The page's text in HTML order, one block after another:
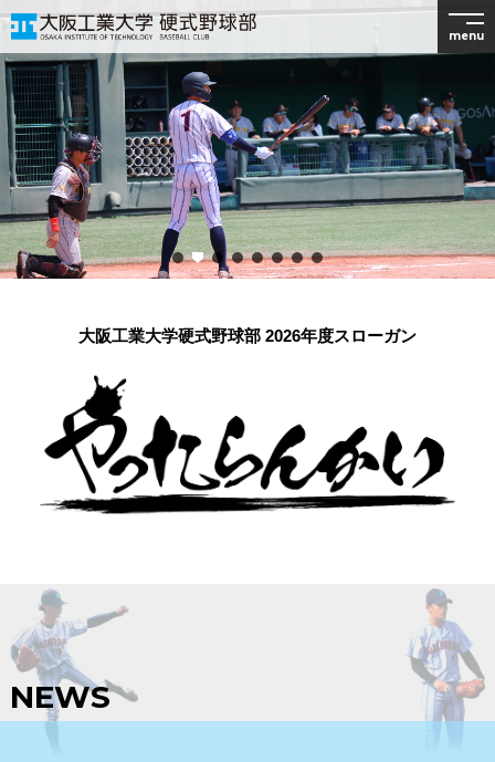
menu
大阪工業大学硬式野球部 2026年度スローガン
NEWS